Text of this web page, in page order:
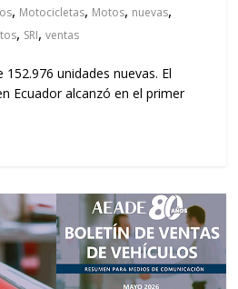
, Motocicletas, Motos, nuevas,
, SRI,ventas
unidades nuevas. El
Ecuador alcanzó en el primer